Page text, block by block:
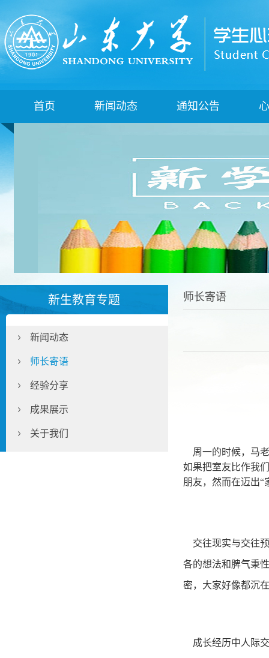
首页 新闻动态 通知公告
新生教育专题
新闻动态
师长寄语
经验分享
成果展示
关于我们
师长寄语
周一的时候，马
如果把室友比作我
朋友，然而在迈出“
交往现实与交往
各的想法和脾气秉
密，大家好像都沉
成长经历中人际